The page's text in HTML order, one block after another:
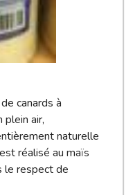
canards à
plein air,
naturelle
réalisé au maïs
le respect de